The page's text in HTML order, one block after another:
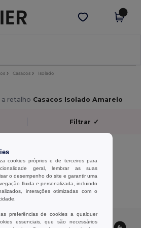
na app!
Obter app
Casacos Isolado
a retalho Casacos Isolado Amarelo
Filtrar ✓
Sem resultados.
Sem resultados.
Todos Os Produtos.
cookies próprios e de terceiros para
geral, lembrar as suas
o desempenho do site e garantir uma
fluida e personalizada, incluindo
interações otimizadas com o
preferências de cookies a qualquer
essenciais, que são necessários